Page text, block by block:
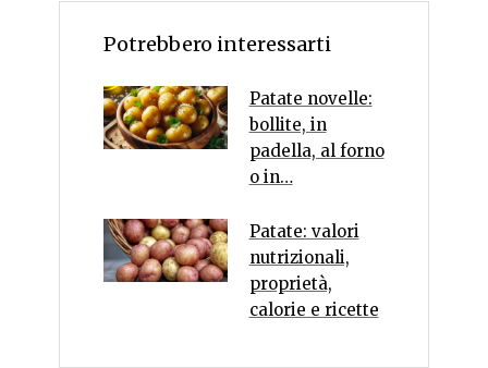
Potrebbero interessarti
Patate novelle:
bollite, in
padella, al forno
o in…
Patate: valori
nutrizionali,
proprietà,
calorie e ricette